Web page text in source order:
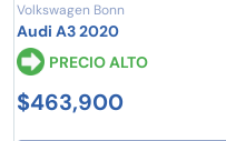
Volkswagen Bonn
Audi A3 2020
PRECIO ALTO
$463,900